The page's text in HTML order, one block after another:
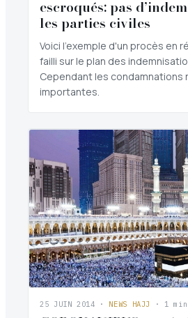
escroqués: pas
les parties civiles
Voici l'exemple d'un procès en
failli sur le plan des
Cependant les condamnations
importantes.
25 JUIN 2014 · NEWS HAJJ · 1 min